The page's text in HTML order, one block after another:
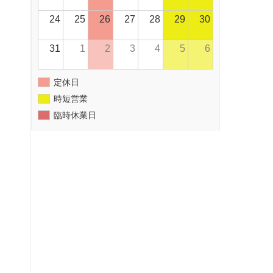
24 25 26 27 28 29 30
31 1 2 3 4 5 6
定休日
時短営業
臨時休業日